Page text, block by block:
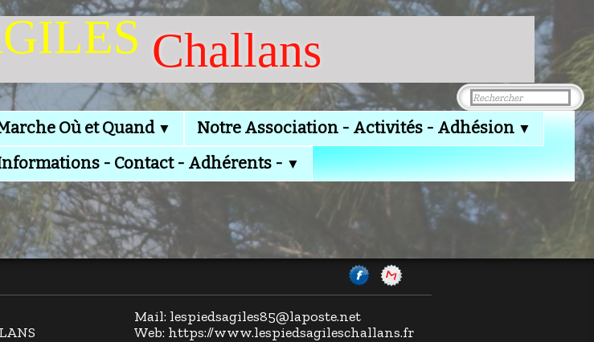
Challans
Où et Quand ▼ Notre Association - Activités - Adhésion ▼
- Contact - Adhérents - ▼
Mail: lespiedsagiles85@laposte.net
Web: https://www.lespiedsagileschallans.fr